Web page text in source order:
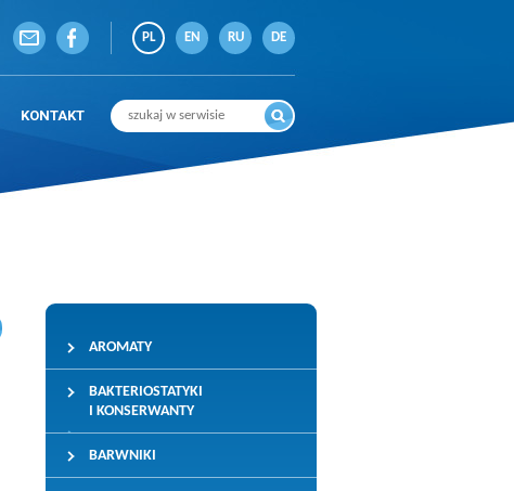
PL EN RU DE
KONTAKT
AROMATY
BAKTERIOSTATYKI
I KONSERWANTY
BARWNIKI